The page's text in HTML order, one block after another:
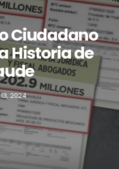
Ciudadano
Historia de
2024